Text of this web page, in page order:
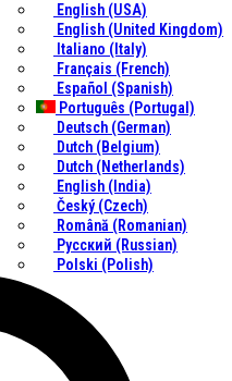
English (USA)
English (United Kingdom)
Italiano (Italy)
Français (French)
Español (Spanish)
Português (Portugal)
Deutsch (German)
Dutch (Belgium)
Dutch (Netherlands)
English (India)
Český (Czech)
Română (Romanian)
Русский (Russian)
Polski (Polish)